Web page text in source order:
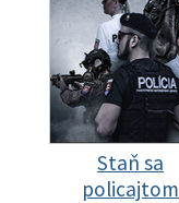
Staň sa
policajtom